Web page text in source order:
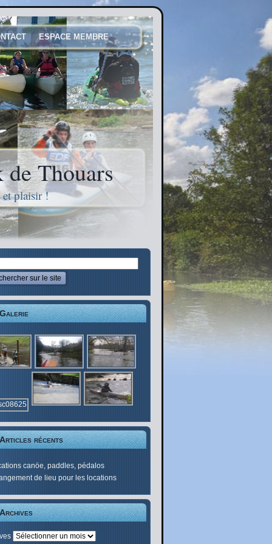
ESPACE MEMBRE
de Thouars
plaisir !
Galerie
Articles récents
canöe, paddles, pédalos
de lieu pour les locations
Archives